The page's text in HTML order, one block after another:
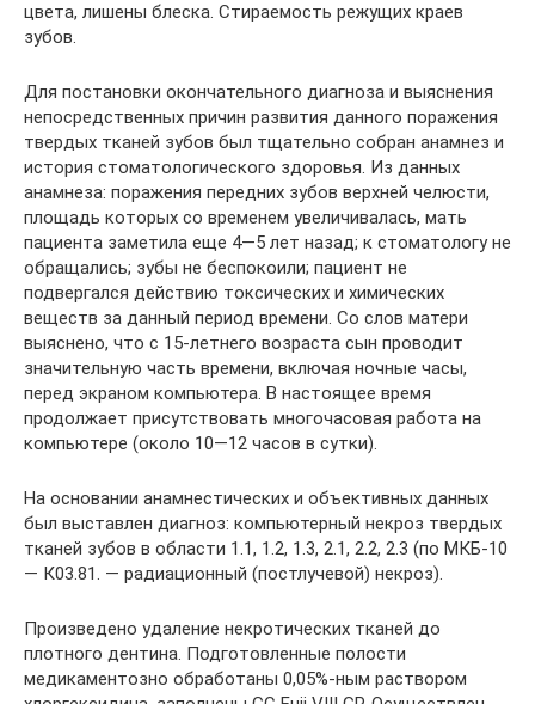
цвета, лишены блеска. Стираемость режущих краев
зубов.
Для постановки окончательного диагноза и выяснения
непосредственных причин развития данного поражения
твердых тканей зубов был тщательно собран анамнез и
история стоматологического здоровья. Из данных
анамнеза: поражения передних зубов верхней челюсти,
площадь которых со временем увеличивалась, мать
пациента заметила еще 4—5 лет назад; к стоматологу не
обращались; зубы не беспокоили; пациент не
подвергался действию токсических и химических
веществ за данный период времени. Со слов матери
выяснено, что с 15-летнего возраста сын проводит
значительную часть времени, включая ночные часы,
перед экраном компьютера. В настоящее время
продолжает присутствовать многочасовая работа на
компьютере (около 10—12 часов в сутки).
На основании анамнестических и объективных данных
был выставлен диагноз: компьютерный некроз твердых
тканей зубов в области 1.1, 1.2, 1.3, 2.1, 2.2, 2.3 (по МКБ-10
— К03.81. — радиационный (постлучевой) некроз).
Произведено удаление некротических тканей до
плотного дентина. Подготовленные полости
медикаментозно обработаны 0,05%-ным раствором